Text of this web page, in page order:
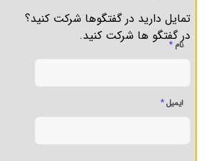
تمایل دارید در گفتگوها شرکت کنید؟
در گفتگو ها شرکت کنید.
نام*
ایمیل*